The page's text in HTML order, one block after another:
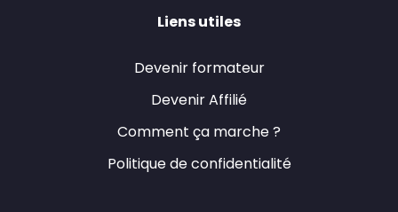
Liens utiles
Devenir formateur
Devenir Affilié
Comment ça marche ?
Politique de confidentialité